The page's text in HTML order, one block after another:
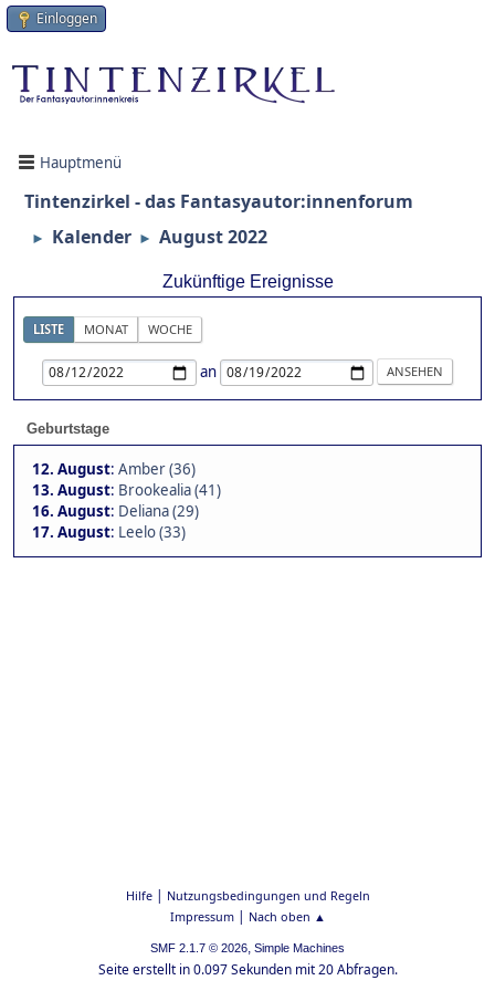
Einloggen
Hauptmenü
Tintenzirkel - das Fantasyautor:innenforum
► Kalender ► August 2022
Zukünftige Ereignisse
LISTE MONAT WOCHE
an
Geburtstage
12. August: Amber (36)
13. August: Brookealia (41)
16. August: Deliana (29)
17. August: Leelo (33)
Hilfe| Nutzungsbedingungen und Regeln
Impressum| Nach oben ▲
SMF 2.1.7 © 2026, Simple Machines
Seite erstellt in 0.097 Sekunden mit 20 Abfragen.